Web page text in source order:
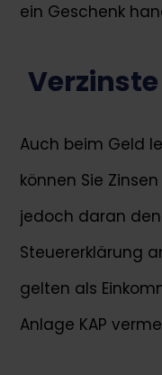
ein Geschenk
Auch beim Geld
können Sie
jedoch daran
Steuererklärung
gelten als
Anlage KAP